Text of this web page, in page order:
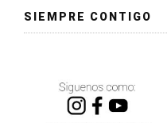
SIEMPRE CONTIGO